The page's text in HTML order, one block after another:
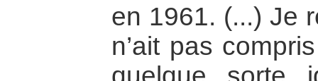
en 1961. (...) Je
n’ait pas